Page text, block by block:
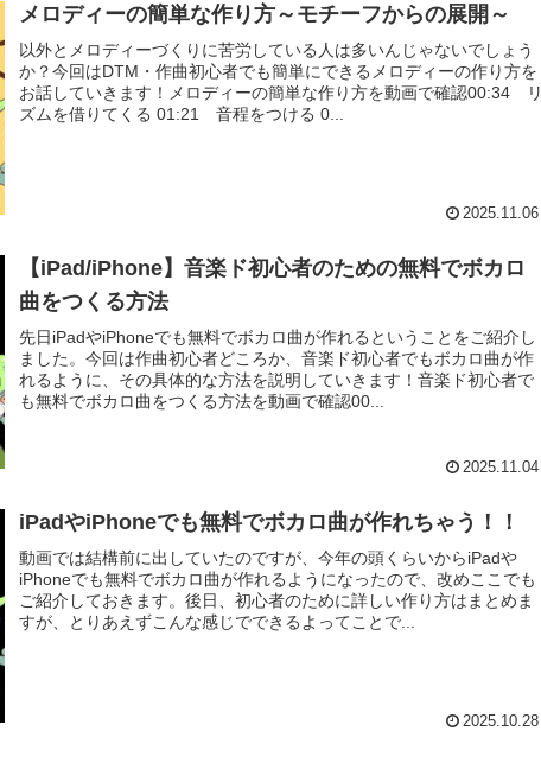
メロディーの簡単な作り方～モチーフからの展開～
以外とメロディーづくりに苦労している人は多いんじゃないでしょう
か？今回はDTM・作曲初心者でも簡単にできるメロディーの作り方を
お話していきます！メロディーの簡単な作り方を動画で確認00:34 リ
ズムを借りてくる 01:21 音程をつける 0...
2025.11.06
【iPad/iPhone】音楽ド初心者のための無料でボカロ
曲をつくる方法
先日iPadやiPhoneでも無料でボカロ曲が作れるということをご紹介し
ました。今回は作曲初心者どころか、音楽ド初心者でもボカロ曲が作
れるように、その具体的な方法を説明していきます！音楽ド初心者で
も無料でボカロ曲をつくる方法を動画で確認00...
2025.11.04
iPadやiPhoneでも無料でボカロ曲が作れちゃう！！
動画では結構前に出していたのですが、今年の頭くらいからiPadや
iPhoneでも無料でボカロ曲が作れるようになったので、改めここでも
ご紹介しておきます。後日、初心者のために詳しい作り方はまとめま
すが、とりあえずこんな感じでできるよってことで...
2025.10.28